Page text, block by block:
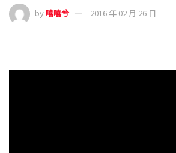
by嘻嘻兮 2016 年 02 月 26 日